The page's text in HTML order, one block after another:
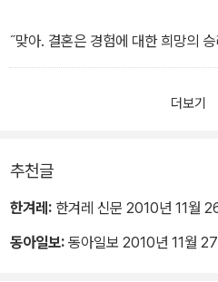
생할 거야. 돼지와 소와 닭들의 복수
재 체제들을 신바람 나게 해줄 거야.
다시금 번개가 구름을 찢는다.
˝맞아. 결혼은 경험에 대한 희망의 승
더보기
추천글
한겨레: 한겨레 신문 2010년 11월
동아일보: 동아일보 2010년 11월